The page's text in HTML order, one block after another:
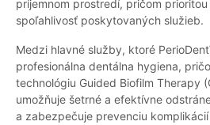
príjemnom prostredí, pričom
spoľahlivosť poskytovaných služieb.
Medzi hlavné služby, ktoré
profesionálna dentálna hygiena,
technológiu Guided Biofilm Therapy
umožňuje šetrné a efektívne
a zabezpečuje prevenciu